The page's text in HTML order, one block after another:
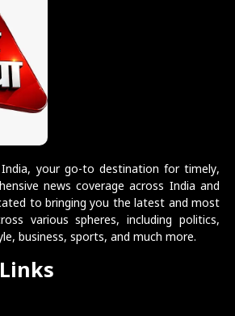
your go-to destination for timely,
news coverage across India and
to bringing you the latest and most
various spheres, including politics,
business, sports, and much more.